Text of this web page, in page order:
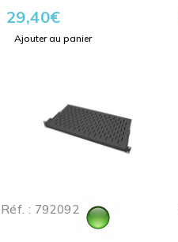
29,40€
Ajouter au panier
Réf. : 792092